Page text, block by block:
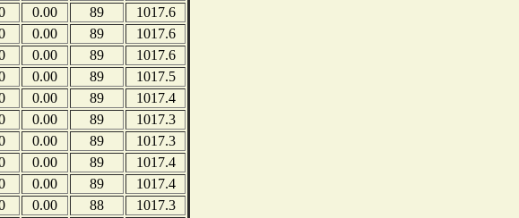
0.00 89
1017.6
0.00 89
1017.6
0.00 89
1017.6
0.00 89
1017.5
0.00 89
1017.4
0.00 89
1017.3
0.00 89
1017.3
0.00 89
1017.4
0.00 89
1017.4
0.00 88
1017.3